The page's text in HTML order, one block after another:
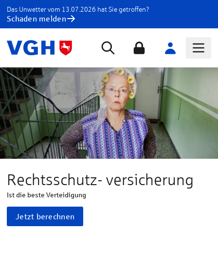
Das Unwetter vom 13.07.2026 hat Sie getroffen?
Schaden melden
Rechtsschutz- versicherung
Ist die beste Verteidigung
Jetzt berechnen